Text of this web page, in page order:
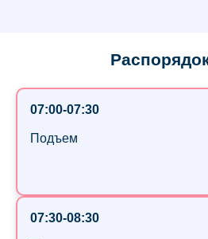
07:00-07:30
Подъем
07:30-08:30